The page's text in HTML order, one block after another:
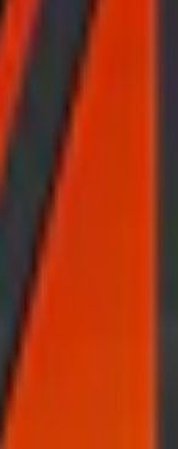
Nettovikt
nikotin.
2
med smak av
ytan och fuktigt
Cream Mango